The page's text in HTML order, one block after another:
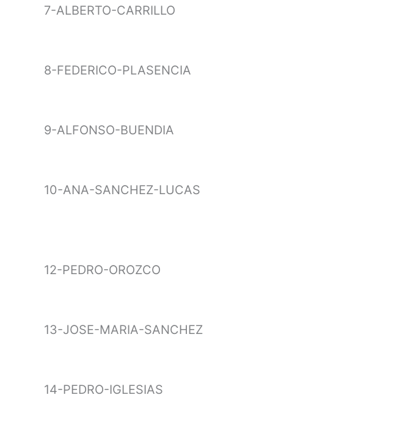
7-ALBERTO-CARRILLO
8-FEDERICO-PLASENCIA
9-ALFONSO-BUENDIA
10-ANA-SANCHEZ-LUCAS
12-PEDRO-OROZCO
13-JOSE-MARIA-SANCHEZ
14-PEDRO-IGLESIAS